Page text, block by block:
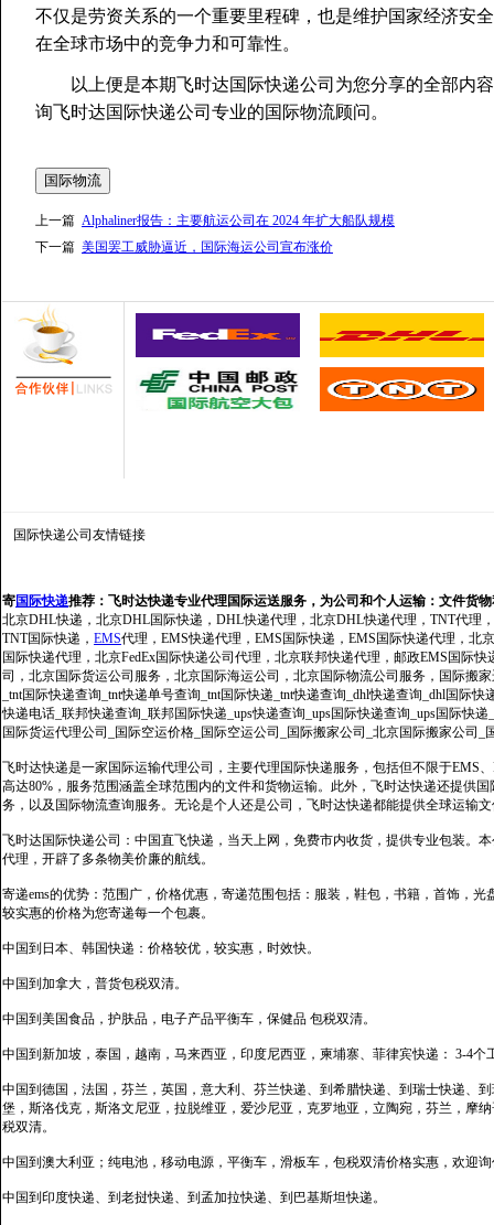
不仅是劳资关系的一个重要里程碑，也是维护国家经济安
在全球市场中的竞争力和可靠性。
以上便是本期飞时达国际快递公司为您分享的全部内
询飞时达国际快递公司专业的国际物流顾问。
国际物流
上一篇 Alphaliner报告：主要航运公司在 2024 年扩大船队规模
下一篇 美国罢工威胁逼近，国际海运公司宣布涨价
国际快递公司 友情链接
寄国际快递推荐： 飞时达快递专业代理国际运送服务，为公司和个人运输：文件货
北京DHL快递，北京DHL国际快递，DHL快递代理，北京DHL快递代理，TNT代理
TNT国际快递， EMS代理，EMS快递代理，EMS国际快递，EMS国际快递代理，北
国际快递代理，北京FedEx国际快递公司代理，北京联邦快递代理，邮政EMS国际
司，北京国际货运公司服务，北京国际海运公司，北京国际物流公司服务，国际搬
_tnt国际快递查询_tnt快递单号查询_tnt国际快递_tnt快递查询_dhl快递查询_dhl国际
快递电话_联邦快递查询_联邦国际快递_ups快递查询_ups国际快递查询_ups国际快
国际货运代理公司_国际空运价格_国际空运公司_国际搬家公司_北京国际搬家公司_
飞时达快递是一家国际运输代理公司，主要代理国际快递服务，包括但不限于EMS
高达80%，服务范围涵盖全球范围内的文件和货物运输。此外，飞时达快递还提供
务，以及国际物流查询服务。无论是个人还是公司，飞时达快递都能提供全球运输
飞时达国际快递公司：中国直飞快递，当天上网，免费市内收货，提供专业包装。
代理，开辟了多条物美价廉的航线。
寄递ems的优势：范围广，价格优惠，寄递范围包括：服装，鞋包，书籍，首饰，
较实惠的价格为您寄递每一个包裹。
中国到日本、韩国快递：价格较优，较实惠，时效快。
中国到加拿大，普货包税双清。
中国到美国食品，护肤品，电子产品平衡车，保健品 包税双清。
中国到新加坡，泰国，越南，马来西亚，印度尼西亚，柬埔寨、菲律宾快递： 3-4个
中国到德国，法国，芬兰，英国，意大利、芬兰快递、到希腊快递、到瑞士快递、
堡，斯洛伐克，斯洛文尼亚，拉脱维亚，爱沙尼亚，克罗地亚，立陶宛，芬兰，摩
税双清。
中国到澳大利亚；纯电池，移动电源，平衡车，滑板车，包税双清价格实惠，欢迎
中国到印度快递、到老挝快递、到孟加拉快递、到巴基斯坦快递。